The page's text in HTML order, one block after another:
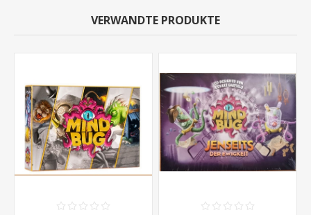
VERWANDTE PRODUKTE